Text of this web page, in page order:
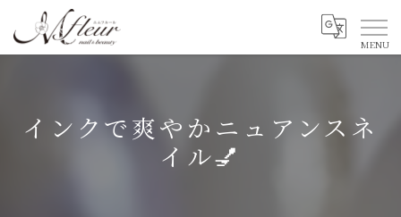
インクで爽やかニュアンスネ
イル💅